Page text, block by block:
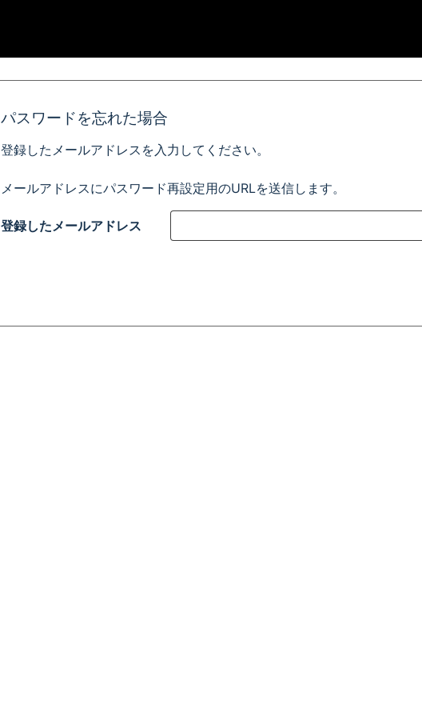
パスワードを忘れた場合
登録したメールアドレスを入力してください。
メールアドレスにパスワード再設定用のURLを送信します。
登録したメールアドレス